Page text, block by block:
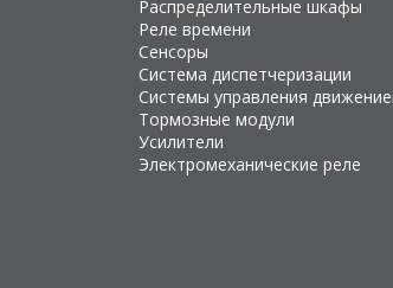
Распределительные шкафы
Реле времени
Сенсоры
Система диспетчеризации
Системы управления
Тормозные модули
Усилители
Электромеханические реле